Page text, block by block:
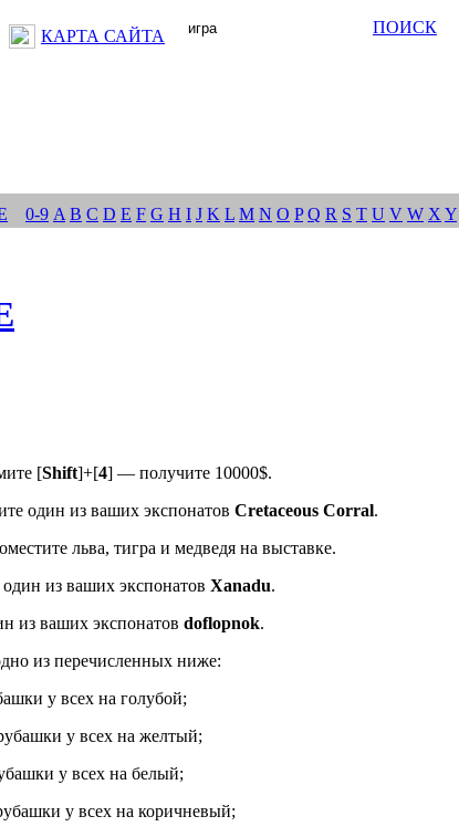
КАРТА САЙТА ПОИСК
0-9 A B C D E F G H I J K L M N O P Q R S T U V W X Y
[Shift]+[4] — получите 10000$.
один из ваших экспонатов Cretaceous Corral.
льва, тигра и медведя на выставке.
из ваших экспонатов Xanadu.
из ваших экспонатов doflopnok.
из перечисленных ниже:
у всех на голубой;
у всех на желтый;
у всех на белый;
у всех на коричневый;